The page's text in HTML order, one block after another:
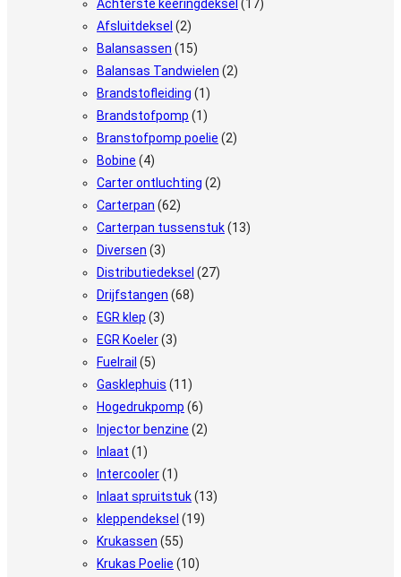
Achterste keeringdeksel (17)
Afsluitdeksel (2)
Balansassen (15)
Balansas Tandwielen (2)
Brandstofleiding (1)
Brandstofpomp (1)
Branstofpomp poelie (2)
Bobine (4)
Carter ontluchting (2)
Carterpan (62)
Carterpan tussenstuk(13)
Diversen (3)
Distributiedeksel (27)
Drijfstangen (68)
EGR klep (3)
EGR Koeler(3)
Fuelrail (5)
Gasklephuis (11)
Hogedrukpomp (6)
Injector benzine (2)
Inlaat (1)
Intercooler(1)
Inlaat spruitstuk(13)
kleppendeksel (19)
Krukassen (55)
Krukas Poelie (10)